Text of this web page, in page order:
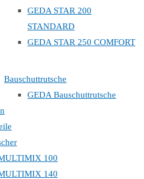
GEDA STAR 200
STANDARD
GEDA STAR 250 COMFORT
Bauschuttrutsche
GEDA Bauschuttrutsche
100
140